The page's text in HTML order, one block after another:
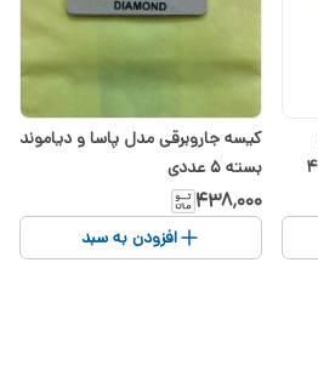
کیسه جاروبرقی مدل پاسا و دیاموند
بسته 5 عددی
۴۳۸٬۰۰۰
افزودن به سبد